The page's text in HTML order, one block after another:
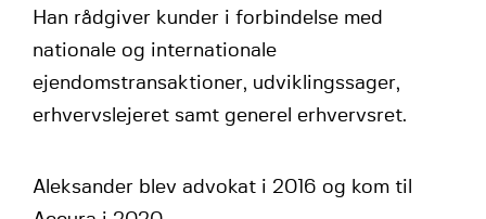
Han rådgiver kunder i forbindelse med
nationale og internationale
ejendomstransaktioner, udviklingssager,
erhvervslejeret samt generel erhvervsret.
Aleksander blev advokat i 2016 og kom til